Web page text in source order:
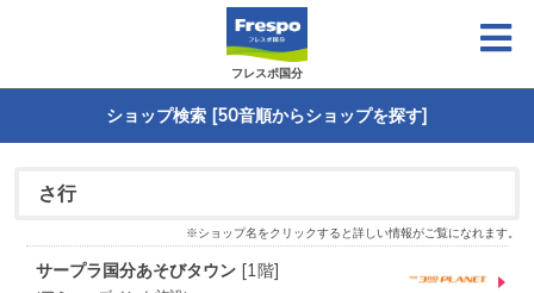
フレスポ国分
ショップ検索 [50音順からショップを探す]
さ行
※ショップ名をクリックすると詳しい情報がご覧になれます。
サープラ国分あそびタウン [1階]